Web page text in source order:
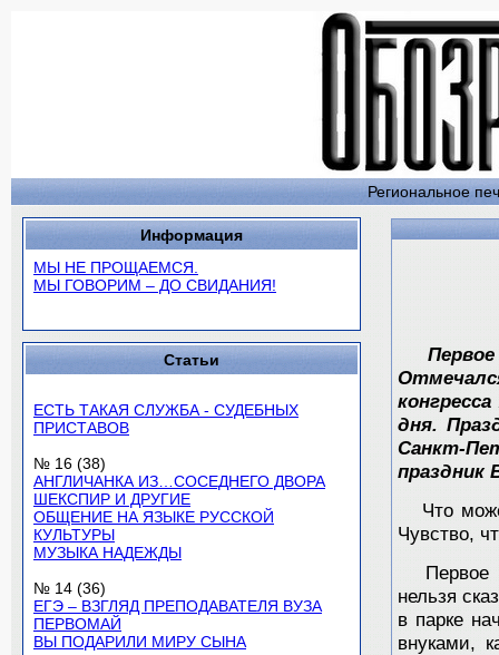
Региональное
Информация
МЫ НЕ ПРОЩАЕМСЯ.
МЫ ГОВОРИМ – ДО СВИДАНИЯ!
Статьи
ЕСТЬ ТАКАЯ СЛУЖБА - СУДЕБНЫХ
ПРИСТАВОВ
№ 16 (38)
АНГЛИЧАНКА ИЗ…СОСЕДНЕГО ДВОРА
ШЕКСПИР И ДРУГИЕ
ОБЩЕНИЕ НА ЯЗЫКЕ РУССКОЙ
КУЛЬТУРЫ
МУЗЫКА НАДЕЖДЫ
№ 14 (36)
ЕГЭ – ВЗГЛЯД ПРЕПОДАВАТЕЛЯ ВУЗА
ПЕРВОМАЙ
ВЫ ПОДАРИЛИ МИРУ СЫНА
дня.
Санкт-
праздник
Что
Чувство,
Первое
нельзя
в парке
внуками,